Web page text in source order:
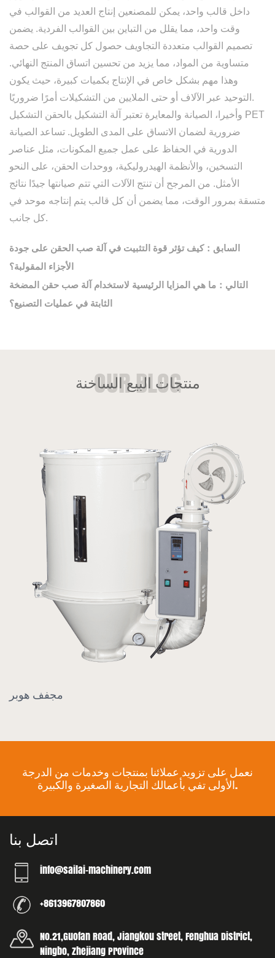
داخل قالب واحد، يمكن للمصنعين إنتاج العديد من القوالب في
وقت واحد، مما يقلل من التباين بين القوالب الفردية. يضمن
تصميم القوالب متعددة التجاويف حصول كل تجويف على حصة
متساوية من المواد، مما يزيد من تحسين اتساق المنتج النهائي.
وهذا مهم بشكل خاص في الإنتاج بكميات كبيرة، حيث يكون
التوحيد عبر الآلاف أو حتى الملايين من التشكيلات أمرًا ضروريًا.
وأخيرا،
الصيانة والمعايرة تعتبر آلة التشكيل بالحقن التشكيل PET
ضرورية لضمان الاتساق على المدى الطويل. تساعد الصيانة
الدورية في الحفاظ على عمل جميع المكونات، مثل عناصر
التسخين، والأنظمة الهيدروليكية، ووحدات الحقن، على النحو
الأمثل. من المرجح أن تنتج الآلات التي تتم صيانتها جيدًا نتائج
متسقة بمرور الوقت، مما يضمن أن كل قالب يتم إنتاجه موحد في
كل جانب.
السابق：كيف تؤثر قوة التثبيت في آلة صب الحقن على جودة
الأجزاء المقولبة؟
التالي：ما هي المزايا الرئيسية لاستخدام آلة صب حقن المضخة
الثابتة في عمليات التصنيع؟
منتجات البيع الساخنة
مجفف
نعمل على تزويد عملائنا بمنتجات وخدمات من الدرجة
الأولى تفي بأعمالك التجارية الصغيرة والكبيرة.
اتصل بنا
info@sailai-machinery.com
+8613967807860
No.21,Guofan Road, Jiangkou street, Fenghua District,
Ningbo, Zhejiang Province